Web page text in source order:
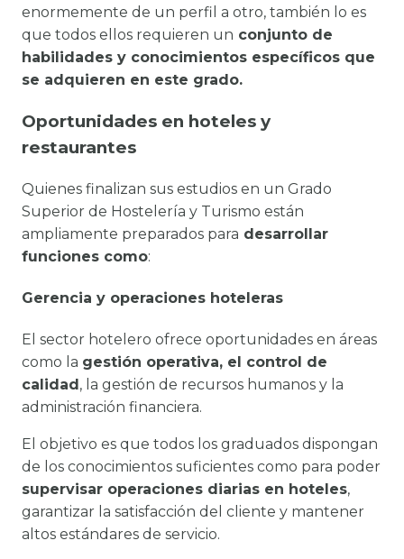
enormemente de un perfil a otro, también lo es
que todos ellos requieren un conjunto de
habilidades y conocimientos específicos que
se adquieren en este grado.
Oportunidades en hoteles y
restaurantes
Quienes finalizan sus estudios en un Grado
Superior de Hostelería y Turismo están
ampliamente preparados para desarrollar
funciones como:
Gerencia y operaciones hoteleras
El sector hotelero ofrece oportunidades en áreas
como la gestión operativa, el control de
calidad , la gestión de recursos humanos y la
administración financiera.
El objetivo es que todos los graduados dispongan
de los conocimientos suficientes como para poder
supervisar operaciones diarias en hoteles,
garantizar la satisfacción del cliente y mantener
altos estándares de servicio.